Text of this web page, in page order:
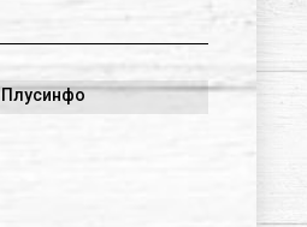
Плусинфо